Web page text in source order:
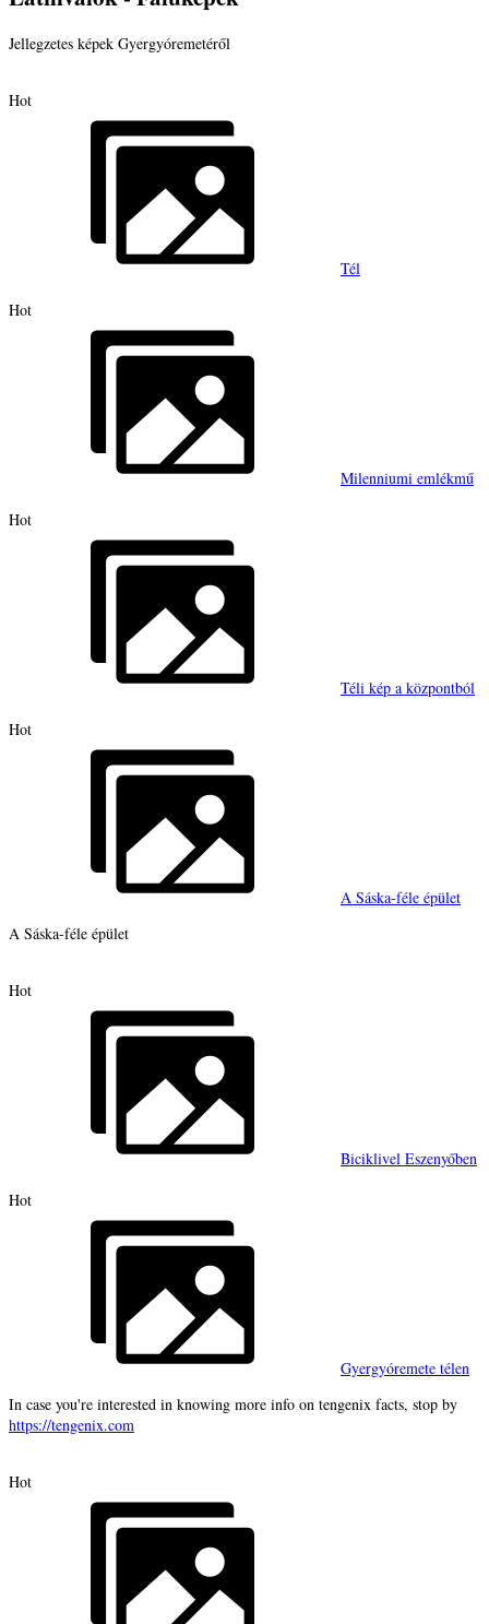
Jellegzetes képek Gyergyóremetéről
Hot
Tél
Hot
Milenniumi emlékmű
Hot
Téli kép a központból
Hot
A Sáska-féle épület
A Sáska-féle épület
Hot
Biciklivel Eszenyőben
Hot
Gyergyóremete télen
In case you're interested in knowing more info on tengenix facts, stop by
https://tengenix.com
Hot